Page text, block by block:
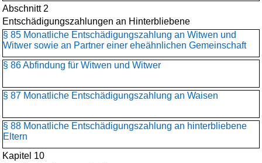
Abschnitt 2
Entschädigungszahlungen an Hinterbliebene
§ 85 Monatliche Entschädigungszahlung an Witwen und
Witwer sowie an Partner einer eheähnlichen Gemeinschaft
§ 86 Abfindung für Witwen und Witwer
§ 87 Monatliche Entschädigungszahlung an Waisen
§ 88 Monatliche Entschädigungszahlung an hinterbliebene
Eltern
Kapitel 10